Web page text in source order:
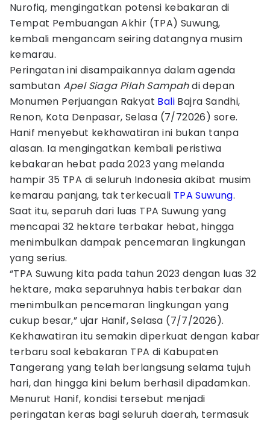
Nurofiq, mengingatkan potensi kebakaran di
Tempat Pembuangan Akhir (TPA) Suwung,
kembali mengancam seiring datangnya musim
kemarau.
Peringatan ini disampaikannya dalam agenda
sambutan Apel Siaga Pilah Sampahdi depan
Monumen Perjuangan Rakyat Bali Bajra Sandhi,
Renon, Kota Denpasar, Selasa (7/72026) sore.
Hanif menyebut kekhawatiran ini bukan tanpa
alasan. Ia mengingatkan kembali peristiwa
kebakaran hebat pada 2023 yang melanda
hampir 35 TPA di seluruh Indonesia akibat musim
kemarau panjang, tak terkecuali TPA Suwung.
Saat itu, separuh dari luas TPA Suwung yang
mencapai 32 hektare terbakar hebat, hingga
menimbulkan dampak pencemaran lingkungan
yang serius.
“TPA Suwung kita pada tahun 2023 dengan luas 32
hektare, maka separuhnya habis terbakar dan
menimbulkan pencemaran lingkungan yang
cukup besar,” ujar Hanif, Selasa (7/7/2026).
Kekhawatiran itu semakin diperkuat dengan kabar
terbaru soal kebakaran TPA di Kabupaten
Tangerang yang telah berlangsung selama tujuh
hari, dan hingga kini belum berhasil dipadamkan.
Menurut Hanif, kondisi tersebut menjadi
peringatan keras bagi seluruh daerah, termasuk